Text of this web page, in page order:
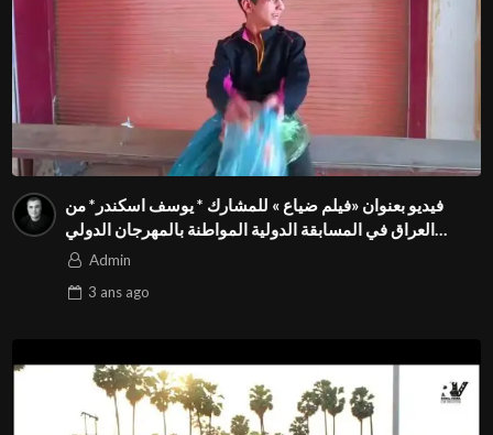
فيديو بعنوان «فيلم ضياع » للمشارك * يوسف اسكندر* من
العراق في المسابقة الدولية المواطنة بالمهرجان الدولي
Season3 FIVS
Admin
3 ansago